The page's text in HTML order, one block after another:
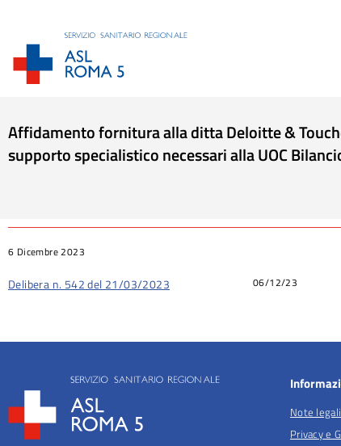
Affidamento fornitura alla ditta Deloitte &
supporto specialistico necessari alla UOC
6 Dicembre 2023
Delibera n. 542 del 21/03/2023 06/12/23
Note legali
Privacy e